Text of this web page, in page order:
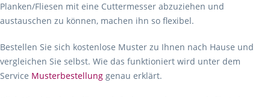
Planken/Fliesen mit eine Cuttermesser abzuziehen und
austauschen zu können, machen ihn so flexibel.
Bestellen Sie sich kostenlose Muster zu Ihnen nach Hause und
vergleichen Sie selbst. Wie das funktioniert wird unter dem
Service Musterbestellung genau erklärt.